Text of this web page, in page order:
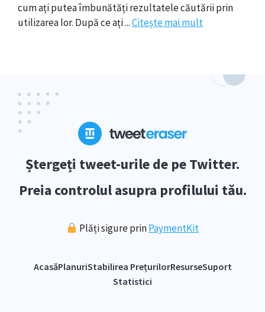
cum ați putea îmbunătăți rezultatele căutării prin
utilizarea lor. După ce ați ...Citește mai mult
Ștergeți tweet-urile de pe Twitter.
Preia controlul asupra profilului tău.
Plăți sigure prinPaymentKit
AcasăPlanuriStabilirea PrețurilorResurseSuport
Statistici